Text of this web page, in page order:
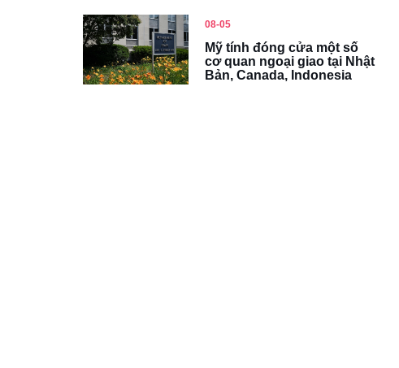
08-05
Mỹ tính đóng cửa một số
cơ quan ngoại giao tại Nhật
Bản, Canada, Indonesia